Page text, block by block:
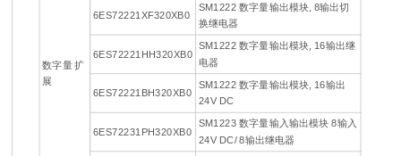
数字量 扩
展
6ES72221XF320XB0
SM1222 数字量输出模块, 8输出切
换继电器
6ES72221HH320XB0
SM1222 数字量输出模块, 16输出继
电器
6ES72221BH320XB0
SM1222 数字量输出模块, 16输出
24V DC
6ES72231PH320XB0
SM1223 数字量输入输出模块 8输入
24V DC/ 8输出继电器